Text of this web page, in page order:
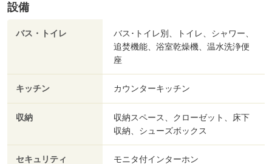
設備
バス・トイレ
バス･トイレ別、トイレ、シャワー、
追焚機能、浴室乾燥機、温水洗浄便
座
キッチン カウンターキッチン
収納
収納スペース、クローゼット、床下
収納、シューズボックス
セキュリティ モニタ付インターホン